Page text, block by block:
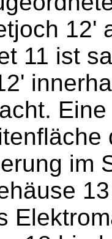
12'
11 ist
im